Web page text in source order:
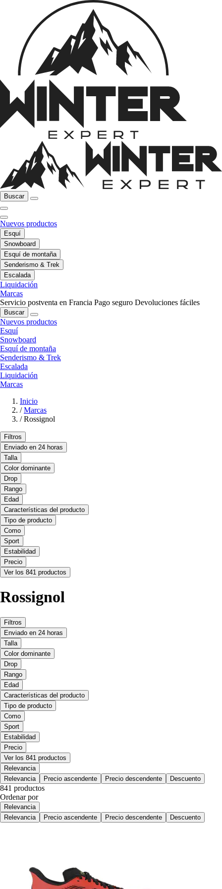
Buscar
Nuevos productos
Esquí
Snowboard
Esquí de montaña
Senderismo & Trek
Escalada
Liquidación
Marcas
Servicio postventa en Francia Pago seguro Devoluciones fáciles
Buscar
Nuevos productos
Esquí
Snowboard
Esquí de montaña
Senderismo & Trek
Escalada
Liquidación
Marcas
Inicio
/ Marcas
/ Rossignol
Filtros
Enviado en 24 horas
Talla
Color dominante
Drop
Rango
Edad
Características del producto
Tipo de producto
Como
Sport
Estabilidad
Precio
Ver los 841 productos
Rossignol
Filtros
Enviado en 24 horas
Talla
Color dominante
Drop
Rango
Edad
Características del producto
Tipo de producto
Como
Sport
Estabilidad
Precio
Ver los 841 productos
Relevancia
Relevancia
Precio ascendente Precio descendente Descuento
841 productos
Ordenar por
Relevancia
Relevancia
Precio ascendente Precio descendente Descuento